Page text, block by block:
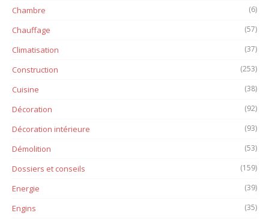
Chambre (6)
Chauffage (57)
Climatisation (37)
Construction (253)
Cuisine (38)
Décoration (92)
Décoration intérieure (93)
Démolition (53)
Dossiers et conseils (159)
Energie (39)
Engins (35)